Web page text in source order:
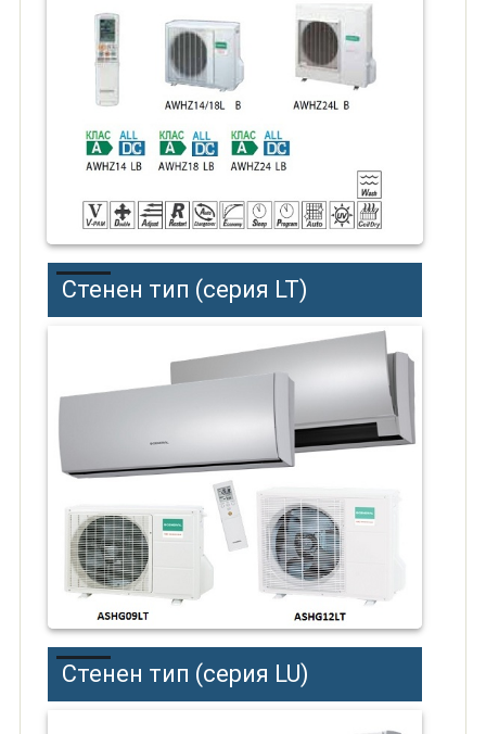
Стенен тип (серия LT)
Стенен тип (серия LU)